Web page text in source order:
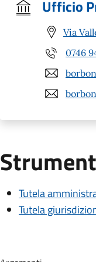
Ufficio
Via
0746
Tutela
Tutela